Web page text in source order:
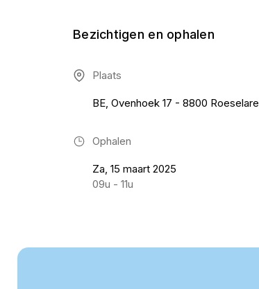
Bezichtigen en ophalen
Plaats
BE, Ovenhoek 17 - 8800 Roeselare
Ophalen
Za, 15 maart 2025
09u - 11u